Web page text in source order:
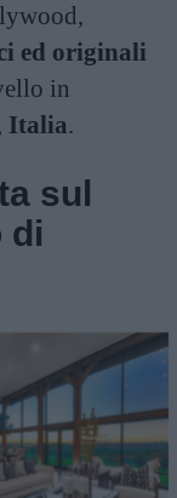
ed originali
in
Italia.
sul
di